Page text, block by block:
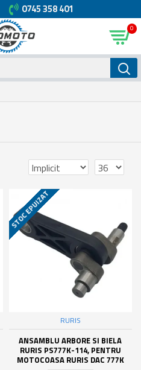
0745 358 401
0
STOC EPUIZAT
RURIS
ANSAMBLU ARBORE SI BIELA
RURIS PS777K-114, PENTRU
MOTOCOASA RURIS DAC 777K